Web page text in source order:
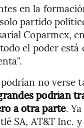
en la
partido
Coparmex,
el poder
no verse
podrían
a otra parte.
SA, AT&T Inc.